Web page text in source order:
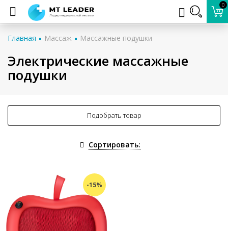
0
Главная Массаж Массажные подушки
Электрические массажные
подушки
Подобрать товар
Сортировать:
-15%